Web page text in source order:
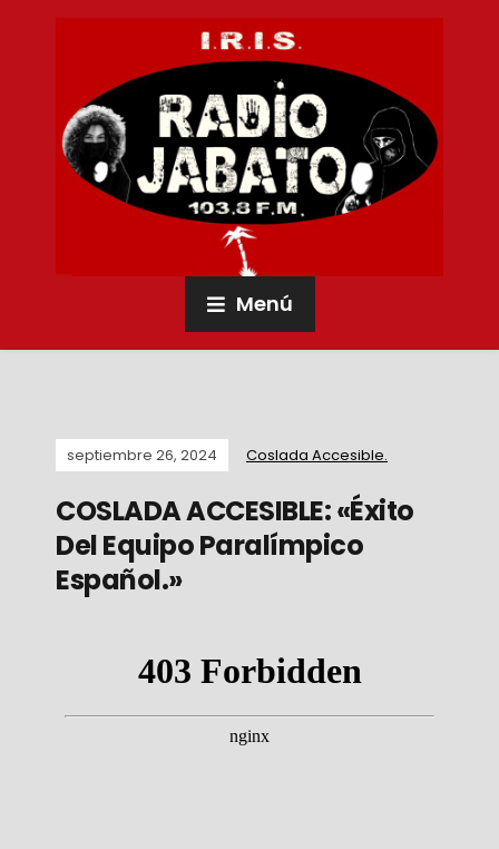
Menú
septiembre 26, 2024 Coslada Accesible.
COSLADA ACCESIBLE: «Éxito
Del Equipo Paralímpico
Español.»